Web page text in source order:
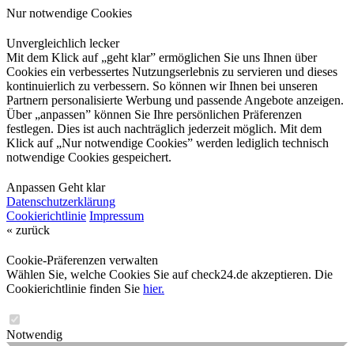
Nur notwendige Cookies
Unvergleichlich lecker
Mit dem Klick auf „geht klar” ermöglichen Sie uns Ihnen über
Cookies ein verbessertes Nutzungserlebnis zu servieren und dieses
kontinuierlich zu verbessern. So können wir Ihnen bei unseren
Partnern personalisierte Werbung und passende Angebote anzeigen.
Über „anpassen” können Sie Ihre persönlichen Präferenzen
festlegen. Dies ist auch nachträglich jederzeit möglich. Mit dem
Klick auf „Nur notwendige Cookies” werden lediglich technisch
notwendige Cookies gespeichert.
Anpassen Geht klar
Datenschutzerklärung
Cookierichtlinie Impressum
« zurück
Cookie-Präferenzen verwalten
Wählen Sie, welche Cookies Sie auf check24.de akzeptieren. Die
Cookierichtlinie finden Sie hier.
Notwendig